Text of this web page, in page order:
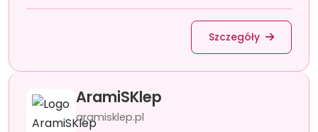
Szczegóły
AramiSKlep
aramisklep.pl